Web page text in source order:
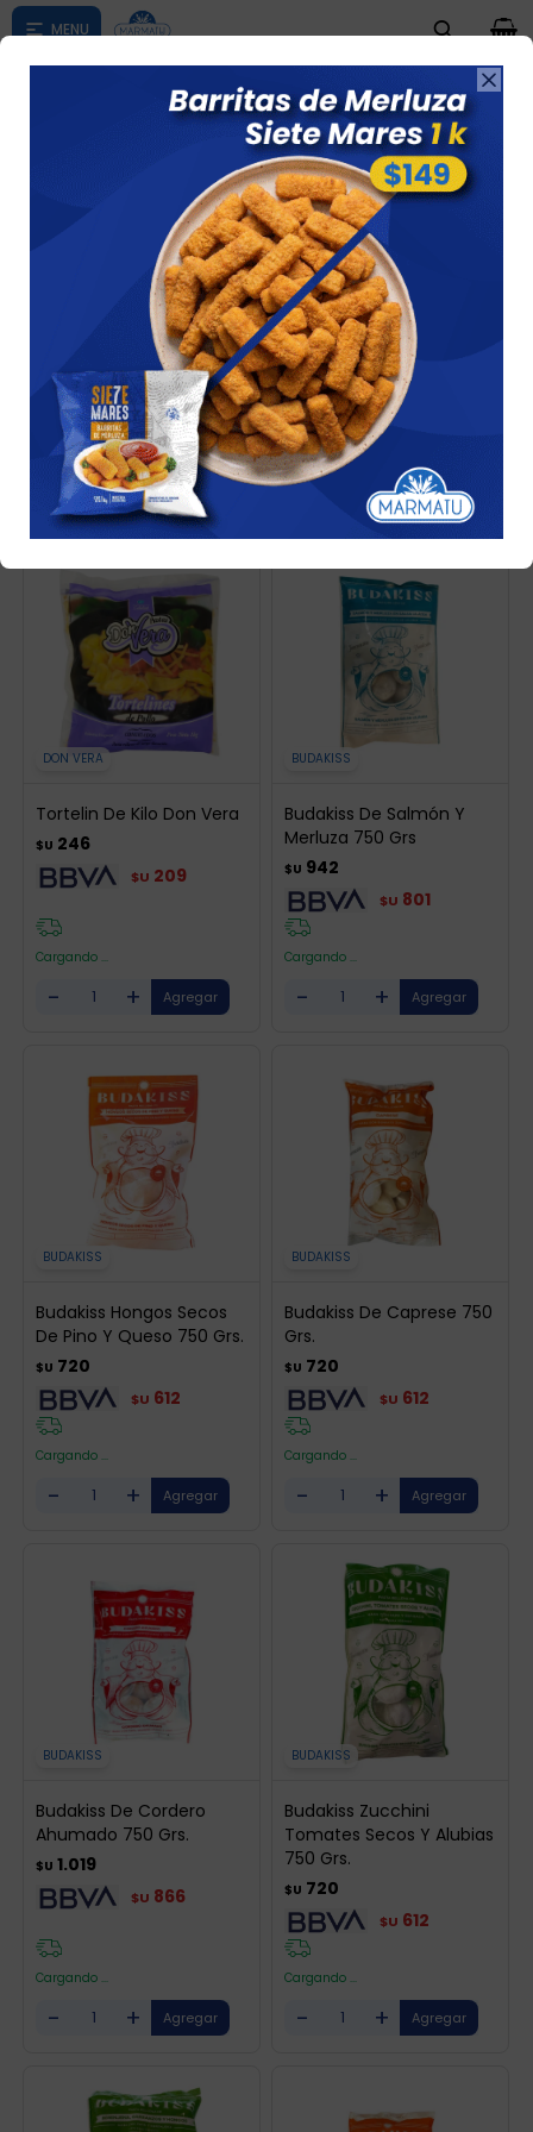

según su zona
0

OTROS
Ver 14 artículos
Recomendados
Filtrando por: Pasta Quitar filtros
DON VERA
Tortelin De Kilo Don Vera
$U 246
$U 209
Cargando ...
- +
BUDAKISS
Budakiss De Salmón Y
Merluza 750 Grs
$U 942
$U 801
Cargando ...
- +
BUDAKISS
Budakiss Hongos Secos
De Pino Y Queso 750 Grs.
$U 720
$U 612
Cargando ...
- +
BUDAKISS
Budakiss De Caprese 750
Grs.
$U 720
$U 612
Cargando ...
- +
BUDAKISS
Budakiss De Cordero
Ahumado 750 Grs.
$U 1.019
$U 866
Cargando ...
- +
BUDAKISS
Budakiss Zucchini
Tomates Secos Y Alubias
750 Grs.
$U 720
$U 612
Cargando ...
- +